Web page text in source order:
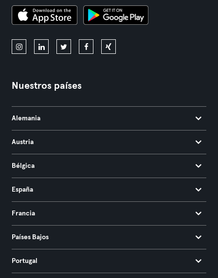
Nuestros países
Alemania
Austria
Bélgica
España
Francia
Países Bajos
Portugal